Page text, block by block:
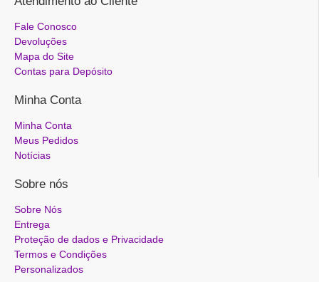
Fale Conosco
Devoluções
Mapa do Site
Contas para Depósito
Minha Conta
Minha Conta
Meus Pedidos
Notícias
Sobre nós
Sobre Nós
Entrega
Proteção de dados e Privacidade
Termos e Condições
Personalizados